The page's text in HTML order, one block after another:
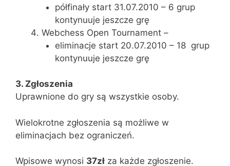
półfinały start 31.07.2010 – 6 grup
kontynuuje jeszcze grę
Webchess Open Tournament –
eliminacje start 20.07.2010 – 18 grup
kontynuuje jeszcze grę
3. Zgłoszenia
Uprawnione do gry są wszystkie osoby.
Wielokrotne zgłoszenia są możliwe w
eliminacjach bez ograniczeń.
Wpisowe wynosi 37zł za każde zgłoszenie.